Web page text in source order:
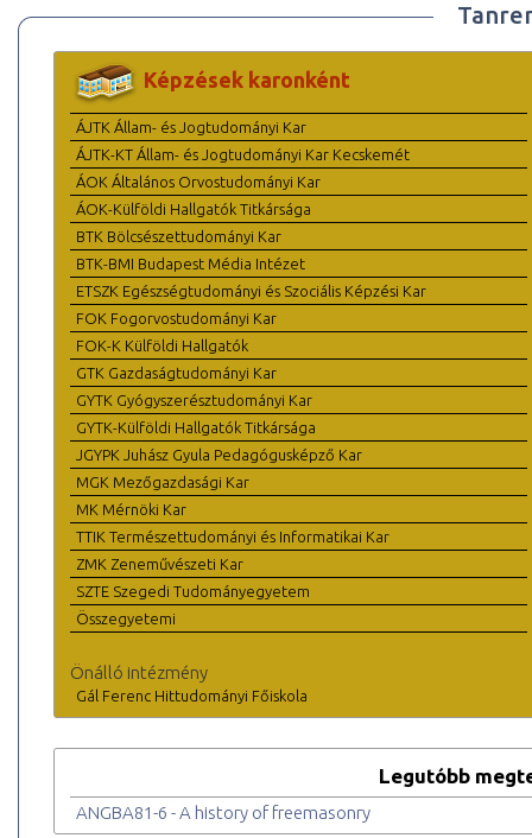
Képzések karonként
ÁJTK Állam- és Jogtudományi Kar
ÁJTK-KT Állam- és Jogtudományi Kar Kecskemét
ÁOK Általános Orvostudományi Kar
ÁOK-Külföldi Hallgatók Titkársága
BTK Bölcsészettudományi Kar
BTK-BMI Budapest Média Intézet
ETSZK Egészségtudományi és Szociális Képzési Kar
FOK Fogorvostudományi Kar
FOK-K Külföldi Hallgatók
GTK Gazdaságtudományi Kar
GYTK Gyógyszerésztudományi Kar
GYTK-Külföldi Hallgatók Titkársága
JGYPK Juhász Gyula Pedagógusképző Kar
MGK Mezőgazdasági Kar
MK Mérnöki Kar
TTIK Természettudományi és Informatikai Kar
ZMK Zeneművészeti Kar
SZTE Szegedi Tudományegyetem
Összegyetemi
Önálló intézmény
Gál Ferenc Hittudományi Főiskola
Legutóbb
ANGBA81-6 - A history of freemasonry